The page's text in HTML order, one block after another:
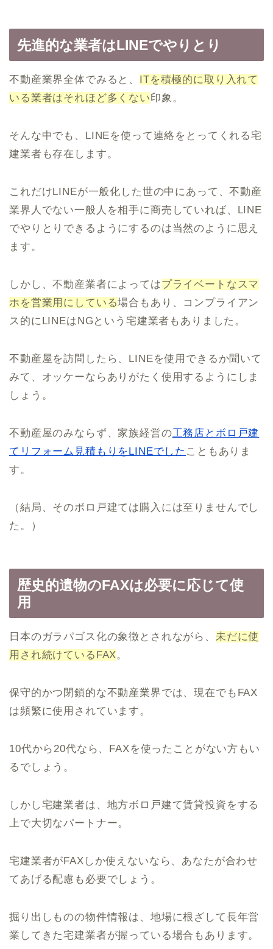
先進的な業者はLINEでやりとり
不動産業界全体でみると、
ITを積極的に取り入れて
いる業者はそれほど多くない印象。
そんな中でも、LINEを使って連絡をとってくれる宅
建業者も存在します。
これだけLINEが一般化した世の中にあって、不動産
業界人でない一般人を相手に商売していれば、LINE
でやりとりできるようにするのは当然のように思え
ます。
しかし、不動産業者によってはプライベートなスマ
ホを営業用にしている場合もあり、コンプライアン
ス的にLINEはNGという宅建業者もありました。
不動産屋を訪問したら、LINEを使用できるか聞いて
みて、オッケーならありがたく使用するようにしま
しょう。
不動産屋のみならず、家族経営の工務店とボロ戸建
てリフォーム見積もりをLINEでした こともありま
す。
（結局、そのボロ戸建ては購入には至りませんでし
た。）
歴史的遺物のFAXは必要に応じて使
用
日本のガラパゴス化の象徴とされながら、 未だに使
用され続けているFAX。
保守的かつ閉鎖的な不動産業界では、現在でもFAX
は頻繁に使用されています。
10代から20代なら、FAXを使ったことがない方もい
るでしょう。
しかし宅建業者は、地方ボロ戸建て賃貸投資をする
上で大切なパートナー。
宅建業者がFAXしか使えないなら、あなたが合わせ
てあげる配慮も必要でしょう。
掘り出しものの物件情報は、地場に根ざして長年営
業してきた宅建業者が握っている場合もあります。